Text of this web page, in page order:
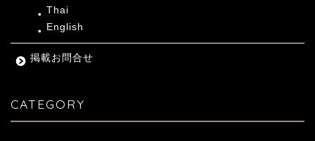
Thai
English
掲載お問合せ
CATEGORY